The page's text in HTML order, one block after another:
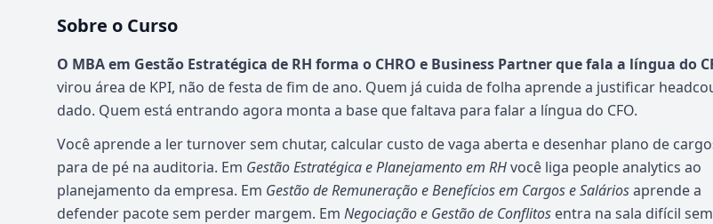
Sobre o Curso
Atualizado em abril de 2026
O MBA em Gestão Estratégica de RH forma o CHRO e Business Partner que fala a língua do
virou área de KPI, não de festa de fim de ano. Quem já cuida de folha aprende a justificar
dado. Quem está entrando agora monta a base que faltava para falar a língua do CFO.
Você aprende a ler turnover sem chutar, calcular custo de vaga aberta e desenhar plano de
para de pé na auditoria. Em Gestão Estratégica e Planejamento em RHvocê liga people analytics ao
planejamento da empresa. Em Gestão de Remuneração e Benefícios em Cargos e Saláriosaprende a
defender pacote sem perder margem. Em Negociação e Gestão de Conflitos entra na sala difícil